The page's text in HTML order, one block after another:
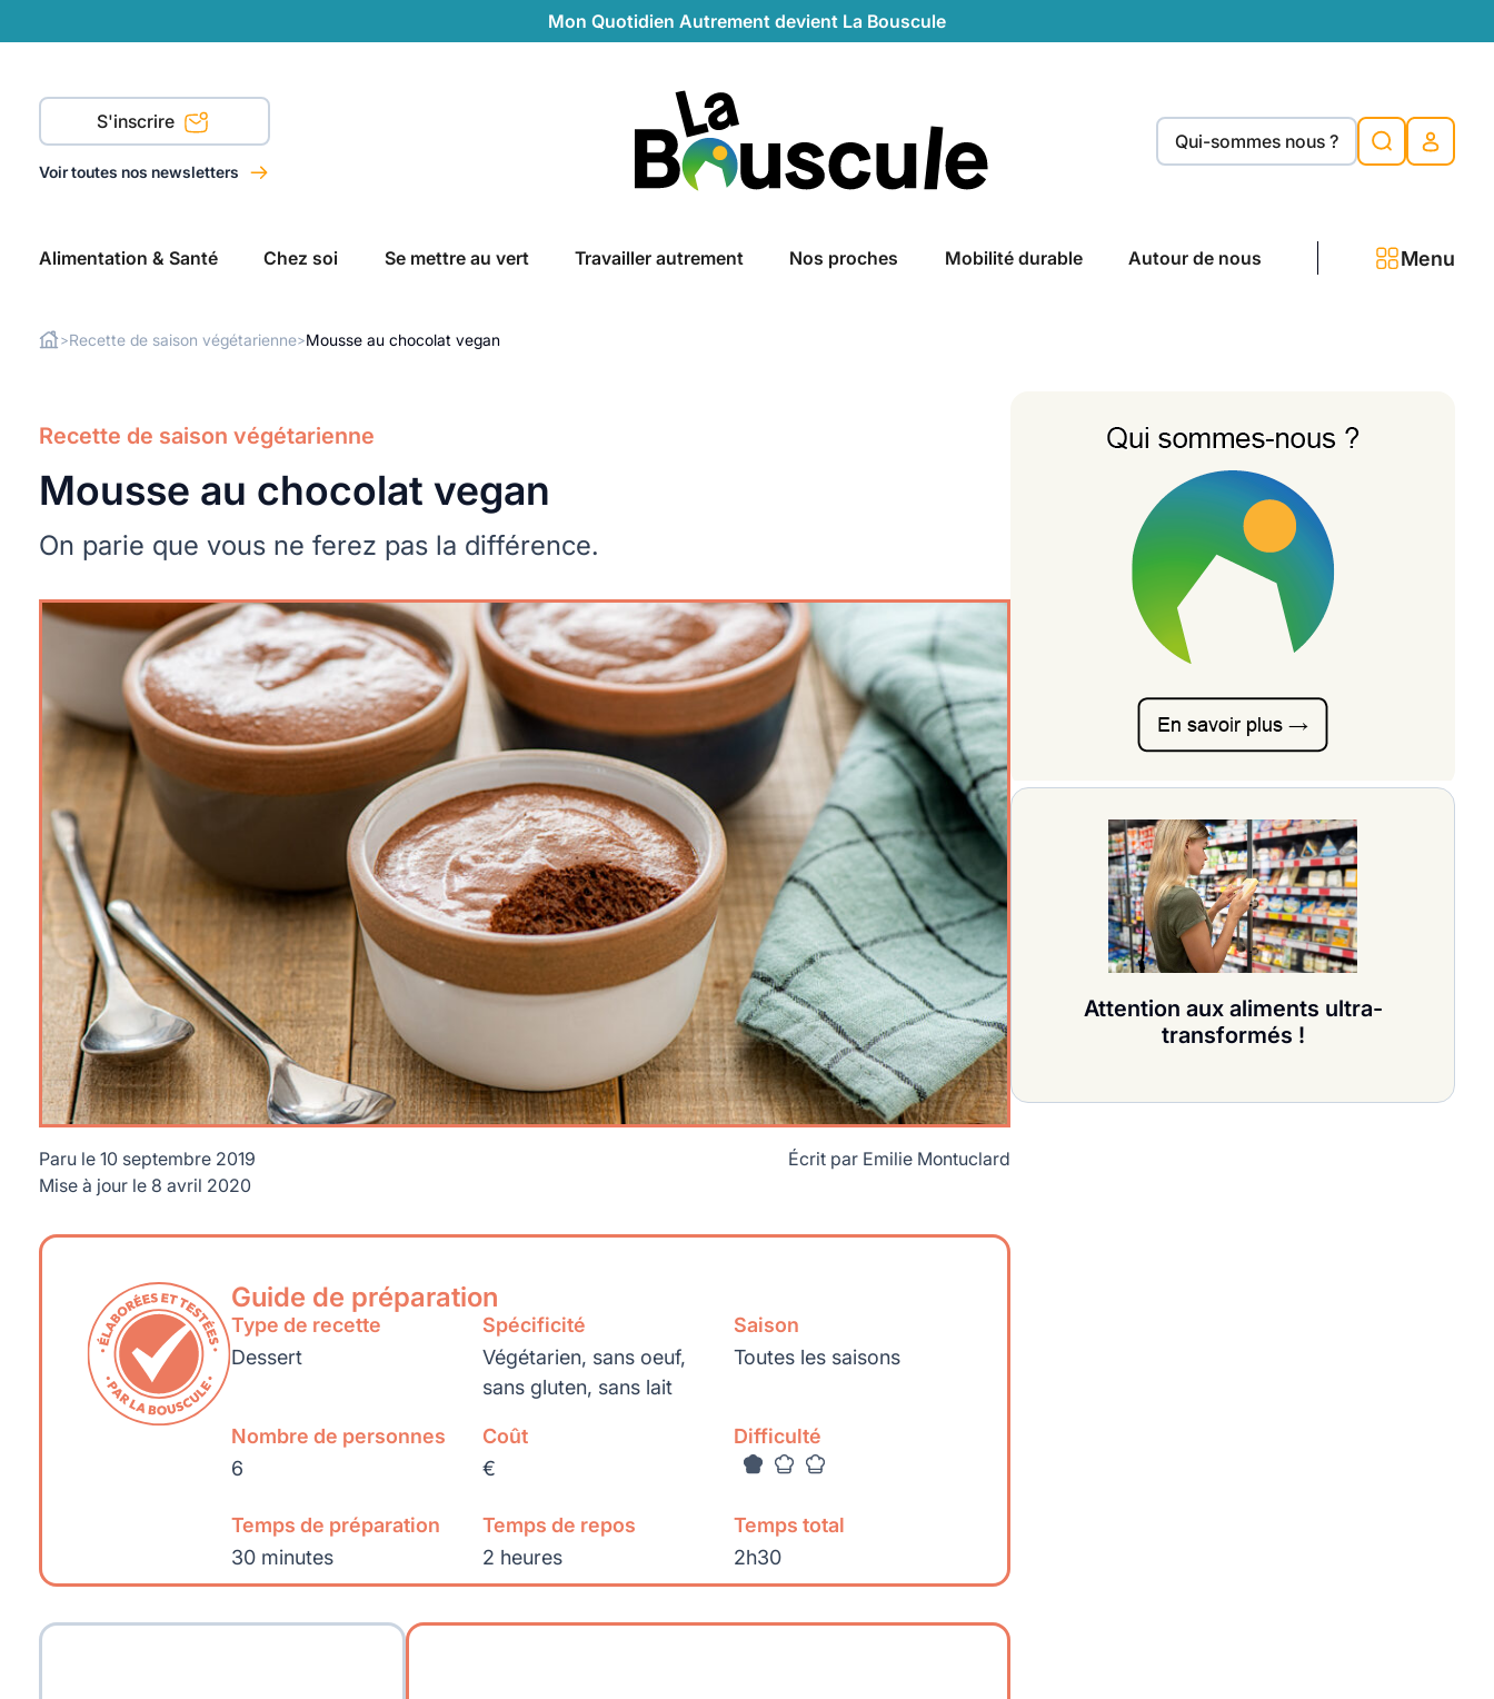
Mon Quotidien Autrement devient La Bouscule
S'inscrire
Voir toutes nos newsletters
Qui-sommes nous ?
Alimentation & Santé Chez soi Se mettre au vert Travailler autrement Nos proches Mobilité durable Autour de nous Menu
>Recette de saison végétarienne>Mousse au chocolat vegan
Recette de saison végétarienne
Mousse au chocolat vegan
On parie que vous ne ferez pas la différence.
Paru le 10 septembre 2019
Mise à jour le 8 avril 2020
Écrit par Emilie Montuclard
Guide de préparation
Type de recette
Dessert
Spécificité
Végétarien, sans oeuf,
sans gluten, sans lait
Saison
Toutes les saisons
Nombre de personnes
6
Coût
€
Difficulté
Temps de préparation
30 minutes
Temps de repos
2 heures
Temps total
2h30
Attention aux aliments ultra-
transformés !